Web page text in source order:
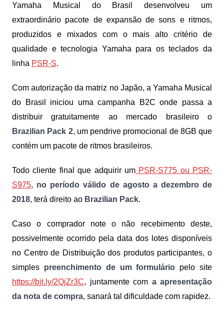
Yamaha Musical do Brasil desenvolveu um
extraordinário pacote de expansão de sons e ritmos,
produzidos e mixados com o mais alto critério de
qualidade e tecnologia Yamaha para os teclados da
linha PSR-S.
Com autorização da matriz no Japão, a Yamaha Musical
do Brasil iniciou uma campanha B2C onde passa a
distribuir gratuitamente ao mercado brasileiro o
Brazilian Pack 2, um pendrive promocional de 8GB que
contém um pacote de ritmos brasileiros.
Todo cliente final que adquirir umPSR-S775 ou PSR-
S975, no período válido de agosto a dezembro de
2018, terá direito ao Brazilian Pack.
Caso o comprador note o não recebimento deste,
possivelmente ocorrido pela data dos lotes disponíveis
no Centro de Distribuição dos produtos participantes, o
simples preenchimento de um formulário pelo site
https://bit.ly/2QjZr3C, juntamente com a apresentação
da nota de compra, sanará tal dificuldade com rapidez.